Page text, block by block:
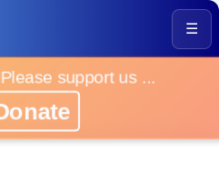
☰
support us ...